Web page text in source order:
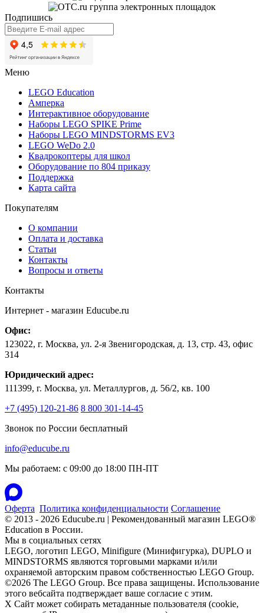
Подпишись
Меню
LEGO Education
Амперка
Интерактивное оборудование
Наборы LEGO SPIKE Prime
Наборы LEGO MINDSTORMS EV3
LEGO WeDo 2.0
Квадрокоптеры для школ
Оборудование по 804 приказу
Поддержка
Карта сайта
Покупателям
О компании
Оплата и доставка
Статьи
Контакты
Вопросы и ответы
Контакты
Интернет - магазин Educube.ru
Офис:
123022, г. Москва, ул. 2-я Звенигородская, д. 13, стр. 43, офис
314
Юридический адрес:
111399, г. Москва, ул. Металлургов, д. 56/2, кв. 100
+7 (495) 120-21-86 8 800 301-14-45
Звонок по России бесплатный
info@educube.ru
Мы работаем: c 09:00 до 18:00 ПН-ПТ
Оферта Политика конфиденциальности Соглашение
© 2013 - 2026 Educube.ru | Рекомендованный магазин LEGO®
Education в России.
Мы в социальных сетях
LEGO, логотип LEGO, Minifigure (Минифигурка), DUPLO и
MINDSTORMS являются торговыми марками и/или
охраняемой авторским правом собственностью LEGO Group.
©2026 The LEGO Group. Все права защищены. Использование
этого вебсайта подтверждает ваше согласие с этим.
X Сайт может собирать метаданные пользователя (cookie,